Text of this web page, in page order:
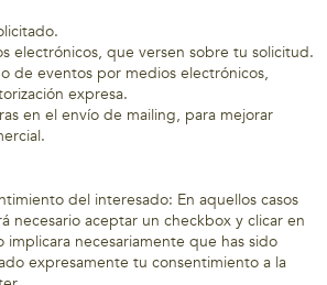
electrónicos, que versen sobre tu solicitud.
de eventos por medios electrónicos,
expresa.
en el envío de mailing, para mejorar
del interesado: En aquellos casos
necesario aceptar un checkbox y clicar en
implicara necesariamente que has sido
expresamente tu consentimiento a la